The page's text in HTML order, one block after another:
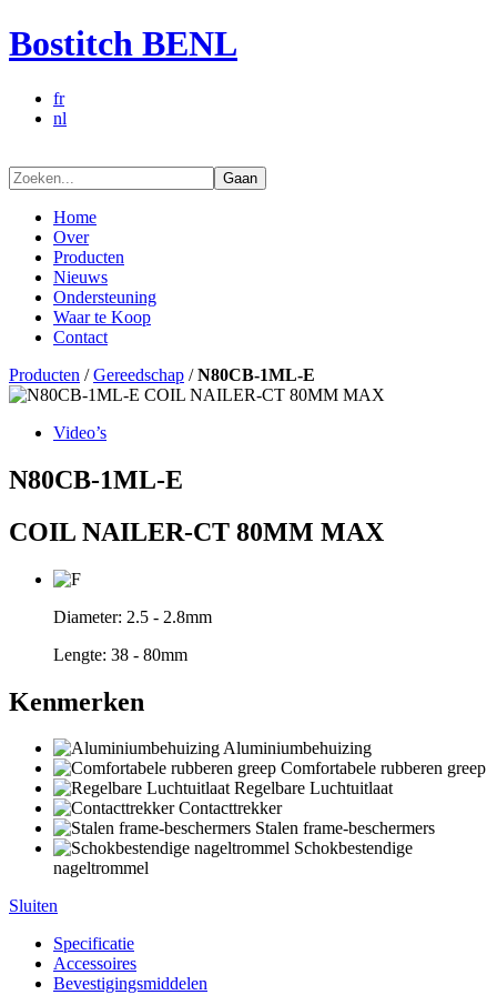
Bostitch BENL
fr
nl
Gaan
Home
Over
Producten
Nieuws
Ondersteuning
Waar te Koop
Contact
Producten /Gereedschap /N80CB-1ML-E
Video’s
N80CB-1ML-E
COIL NAILER-CT 80MM MAX
Diameter: 2.5 - 2.8mm
Lengte: 38 - 80mm
Kenmerken
Aluminiumbehuizing
Comfortabele rubberen greep
Regelbare Luchtuitlaat
Contacttrekker
Stalen frame-beschermers
Schokbestendige
nageltrommel
Sluiten
Specificatie
Accessoires
Bevestigingsmiddelen